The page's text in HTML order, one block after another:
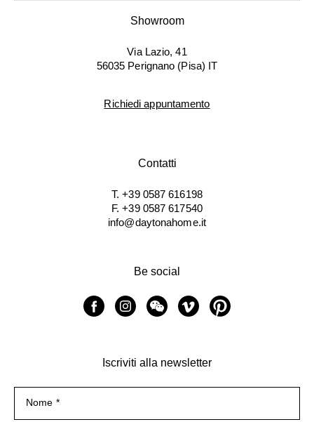
Showroom
Via Lazio, 41
56035 Perignano (Pisa) IT
Richiedi appuntamento
Contatti
T. +39 0587 616198
F. +39 0587 617540
info@daytonahome.it
Be social
Iscriviti alla newsletter